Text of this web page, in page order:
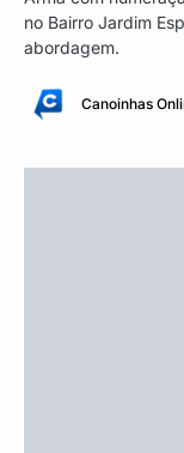
no Bairro Jardim
abordagem.
Canoinhas